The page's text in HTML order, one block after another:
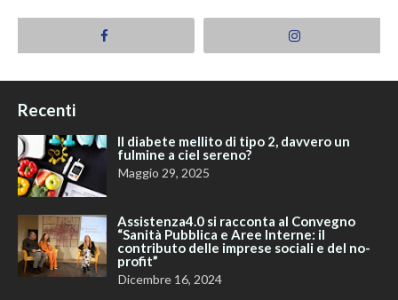
Recenti
Il diabete mellito di tipo 2, davvero un
fulmine a ciel sereno?
Maggio 29, 2025
Assistenza4.0 si racconta al Convegno
“Sanità Pubblica e Aree Interne: il
contributo delle imprese sociali e del no-
profit”
Dicembre 16, 2024